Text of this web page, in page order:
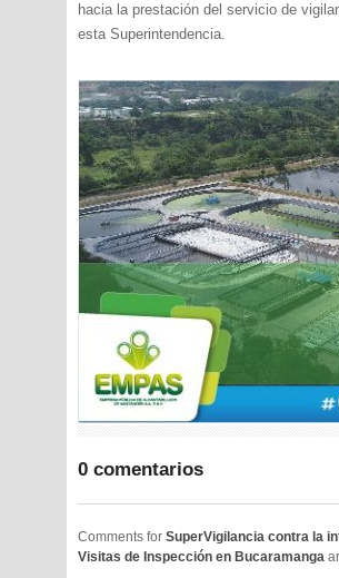
hacia la prestación del servicio de
esta Superintendencia.
0 comentarios
Comments for SuperVigilancia contra la
Visitas de Inspección en Bucaramanga